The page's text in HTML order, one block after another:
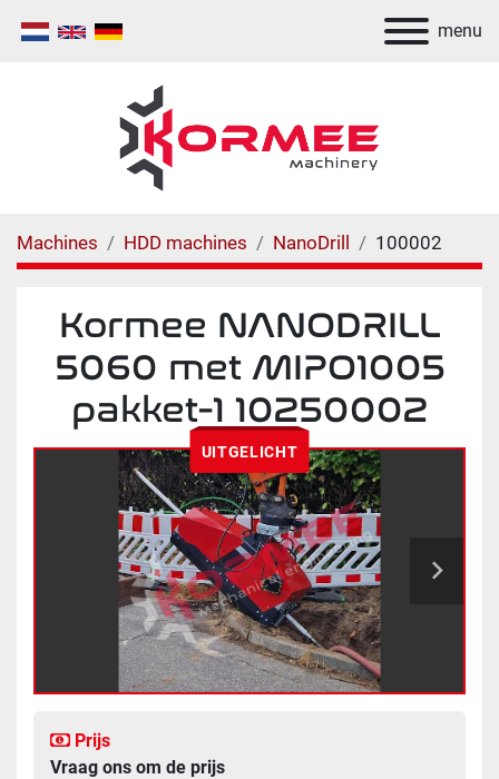
menu
Machines HDD machines NanoDrill 100002
Kormee NANODRILL
5060 met MIPO1005
pakket-1 10250002
UITGELICHT
Prijs
Vraag ons om de prijs